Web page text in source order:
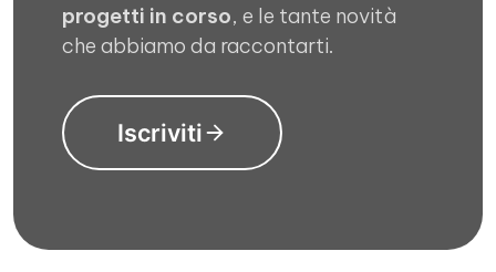
progetti in corso, e le tante novità
che abbiamo da raccontarti.
Iscriviti